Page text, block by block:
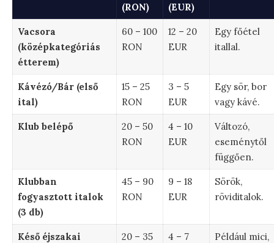
(RON)
(EUR)
Vacsora
(középkategóriás
étterem)
60 – 100
RON
12 – 20
EUR
Egy főétel
itallal.
Kávézó/Bár (első
ital)
15 – 25
RON
3 – 5
EUR
Egy sör, bor
vagy kávé.
Klub belépő
20 – 50
RON
4 – 10
EUR
Változó,
eseménytől
függően.
Klubban
fogyasztott italok
(3 db)
45 – 90
RON
9 – 18
EUR
Sörök,
röviditalok.
Késő éjszakai
20 – 35
4 – 7
Például mici,